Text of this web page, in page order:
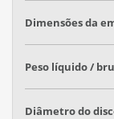
Dimensões da
Peso líquido /
Diâmetro do